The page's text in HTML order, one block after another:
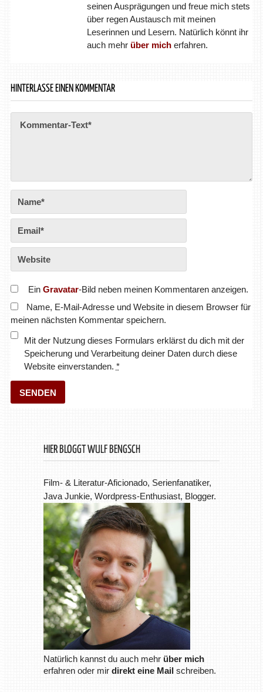
seinen Ausprägungen und freue mich stets
über regen Austausch mit meinen
Leserinnen und Lesern. Natürlich könnt ihr
auch mehr über micherfahren.
HINTERLASSE EINEN KOMMENTAR
Ein Gravatar-Bild neben meinen Kommentaren anzeigen.
Name, E-Mail-Adresse und Website in diesem Browser für
meinen nächsten Kommentar speichern.
Mit der Nutzung dieses Formulars erklärst du dich mit der
Speicherung und Verarbeitung deiner Daten durch diese
Website einverstanden. *
HIER BLOGGT WULF BENGSCH
Film- & Literatur-Aficionado, Serienfanatiker,
Java Junkie, Wordpress-Enthusiast, Blogger.
Natürlich kannst du auch mehr über mich
erfahren oder mir direkt eine Mailschreiben.